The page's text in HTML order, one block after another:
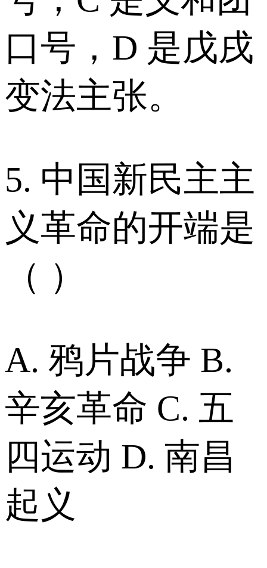
口号，D 是戊戌
变法主张。
5. 中国新民主主
义革命的开端是
（ ）
A. 鸦片战争 B.
辛亥革命 C. 五
四运动 D. 南昌
起义